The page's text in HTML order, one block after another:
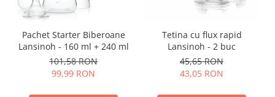
Pachet Starter Biberoane
Lansinoh - 160 ml + 240 ml
101,58 RON
99,99 RON
Tetina cu flux rapid
Lansinoh - 2 buc
45,65 RON
43,05 RON